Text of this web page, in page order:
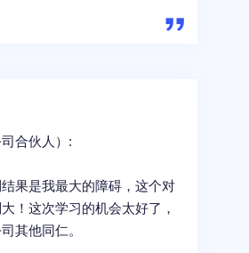
合伙人）:
果是我最大的障碍，这个对
！这次学习的机会太好了，
其他同仁。